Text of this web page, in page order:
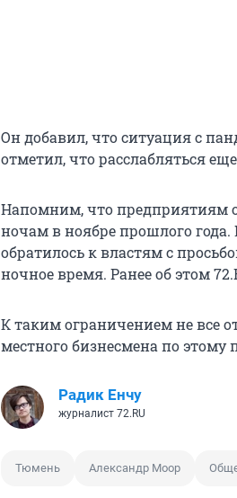
Он добавил, что ситуация с
отметил, что расслабляться
Напомним, что предприятиям
ночам в ноябре прошлого
обратилось к властям с
ночное время. Ранее об этом
К таким ограничением не все
местного бизнесмена по этому
Радик Енчу
журналист 72.RU
Тюмень Александр Моор